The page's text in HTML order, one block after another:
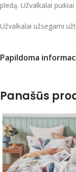
pledą. Užvalkalai
Užvalkalai užsegami
Papildoma
Panašūs